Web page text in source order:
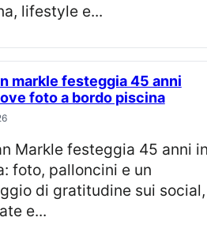
lifestyle e...
foto a bordo piscina
foto, palloncini e un
di gratitudine sui social,
e...